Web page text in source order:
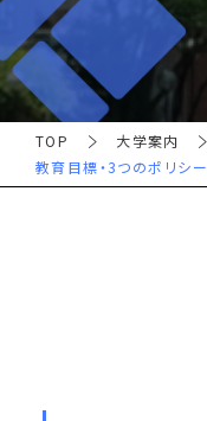
TOP 大学案内
教育目標・3つのポリシー